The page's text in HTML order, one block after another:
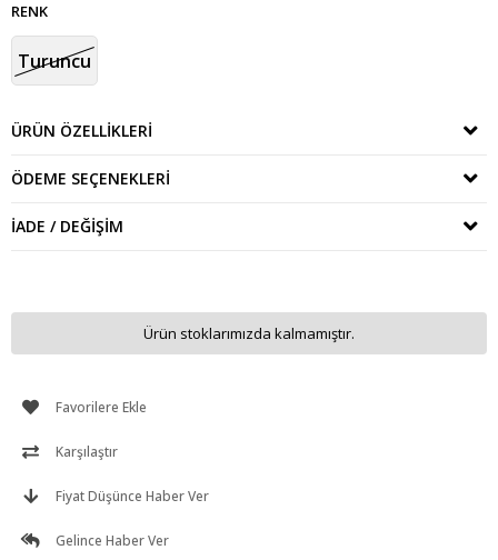
RENK
Turuncu
ÜRÜN ÖZELLIKLERI
ÖDEME SEÇENEKLERI
İADE / DEĞIŞIM
Ürün stoklarımızda kalmamıştır.
Favorilere Ekle
Karşılaştır
Fiyat Düşünce Haber Ver
Gelince Haber Ver